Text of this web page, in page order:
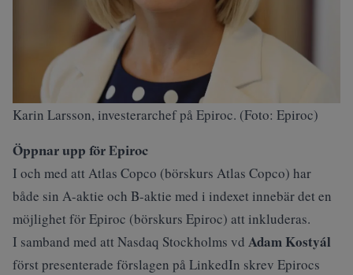
Karin Larsson, investerarchef på Epiroc. (Foto: Epiroc)
Öppnar upp för Epiroc
I och med att Atlas Copco (börskurs Atlas Copco) har
både sin A-aktie och B-aktie med i indexet innebär det en
möjlighet för Epiroc (börskurs Epiroc) att inkluderas.
I samband med att Nasdaq Stockholms vd Adam Kostyál
först presenterade förslagen på LinkedIn skrev Epirocs